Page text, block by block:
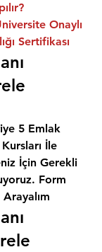
Onaylı
Sertifikası
5 Emlak
İle
İçin Gerekli
Form